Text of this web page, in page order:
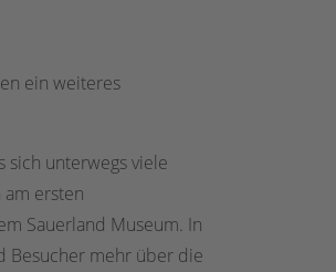
ein weiteres
sich unterwegs viele
ersten
Sauerland Museum. In
Besucher mehr über die